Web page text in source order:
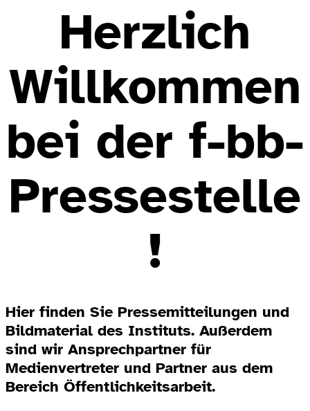
Herzlich
Willkommen
bei der f-bb-
Pressestelle
!
Hier finden Sie Pressemitteilungen und
Bildmaterial des Instituts. Außerdem
sind wir Ansprechpartner für
Medienvertreter und Partner aus dem
Bereich Öffentlichkeitsarbeit.